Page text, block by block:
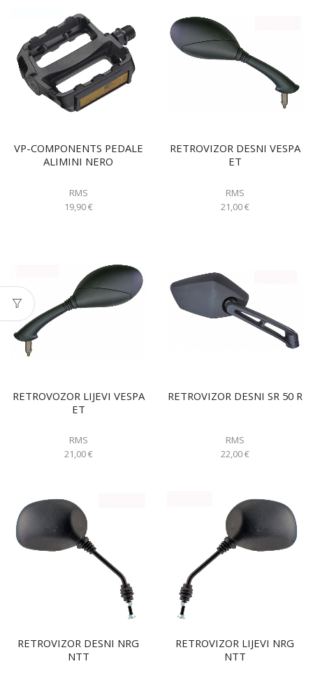
VP-COMPONENTS PEDALE
ALIMINI NERO
RMS
19,90€
RETROVIZOR DESNI VESPA
ET
RMS
21,00€
RETROVOZOR LIJEVI VESPA
ET
RMS
21,00€
RETROVIZOR DESNI SR 50 R
RMS
22,00€
RETROVIZOR DESNI NRG
NTT
RETROVIZOR LIJEVI NRG
NTT